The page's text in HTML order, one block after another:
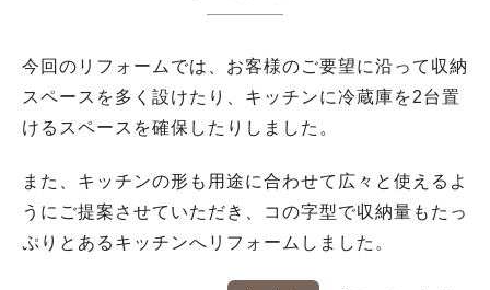
今回のリフォームでは、お客様のご要望に沿って収納
スペースを多く設けたり、キッチンに冷蔵庫を2台置
けるスペースを確保したりしました。
また、キッチンの形も用途に合わせて広々と使えるよ
うにご提案させていただき、コの字型で収納量もたっ
ぷりとあるキッチンへリフォームしました。